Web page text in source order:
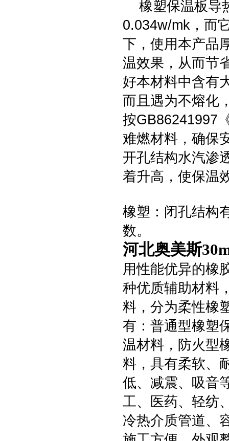
橡塑保温板导
0.034w/mk，而
下，使用本产品
温效果，从而节
好本材料中含有
而且遇为不熔化
按GB86241997
难燃材料，确保
开孔结构水汽渗
着升高，使保温
橡塑：闭孔结构
数。
河北奥美斯
用性能优异的橡
种优质辅助材料
料，分为柔性橡
有：普通型橡塑
温材料，防火型
料，具有柔软、
低、减震、吸音
工、医药、轻纺
冷热介质管道、